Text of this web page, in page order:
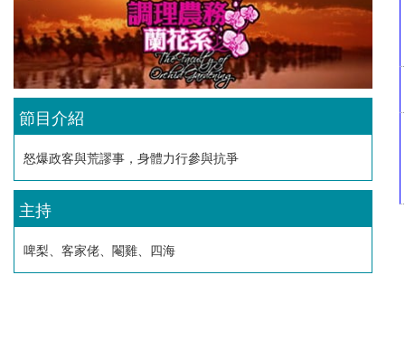
節目介紹
怒爆政客與荒謬事，身體力行參與抗爭
主持
啤梨、客家佬、閹雞、四海